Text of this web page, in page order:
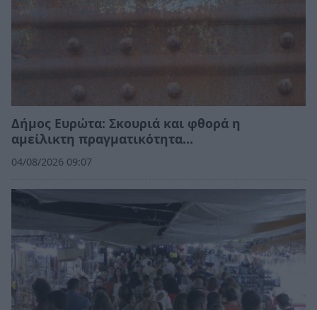
Δήμος Ευρώτα: Σκουριά και φθορά η
αμείλικτη πραγματικότητα…
04/08/2026 09:07